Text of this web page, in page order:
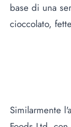
base di una
cioccolato,
Similarmente